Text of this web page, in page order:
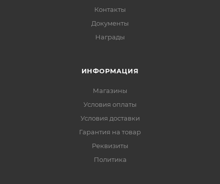
Контакты
Документы
Награды
ИНФОРМАЦИЯ
Магазины
Условия оплаты
Условия доставки
Гарантия на товар
Реквизиты
Политика